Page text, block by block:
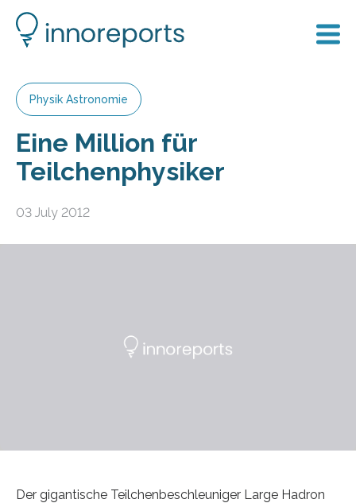
Physik Astronomie
Eine Million für
Teilchenphysiker
03 July 2012
Der gigantische Teilchenbeschleuniger Large Hadron